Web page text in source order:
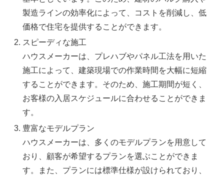
製造ラインの効率化によって、コストを削減し、低
価格で住宅を提供することができます。
スピーディな施工
ハウスメーカーは、プレハブやパネル工法を用いた
施工によって、建築現場での作業時間を大幅に短縮
することができます。そのため、施工期間が短く、
お客様の入居スケジュールに合わせることができま
す。
豊富なモデルプラン
ハウスメーカーは、多くのモデルプランを用意して
おり、顧客が希望するプランを選ぶことができま
す。また、プランには標準仕様が設けられており、